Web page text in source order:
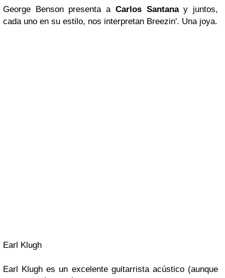
George Benson presenta a Carlos Santanay juntos,
cada uno en su estilo, nos interpretan Breezin'. Una joya.
Earl Klugh
Earl Klugh es un excelente guitarrista acústico (aunque